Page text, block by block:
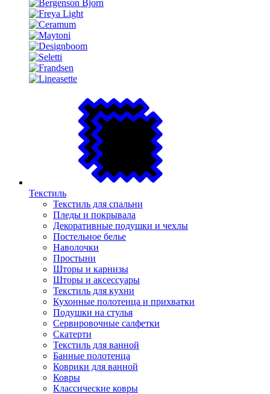
Текстиль
Текстиль для спальни
Пледы и покрывала
Декоративные подушки и чехлы
Постельное белье
Наволочки
Простыни
Шторы и карнизы
Шторы и аксессуары
Текстиль для кухни
Кухонные полотенца и прихватки
Подушки на стулья
Сервировочные салфетки
Скатерти
Текстиль для ванной
Банные полотенца
Коврики для ванной
Ковры
Классические ковры